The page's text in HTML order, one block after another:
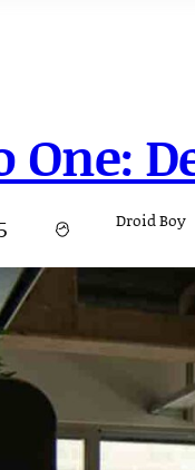
One:
Droid Boy